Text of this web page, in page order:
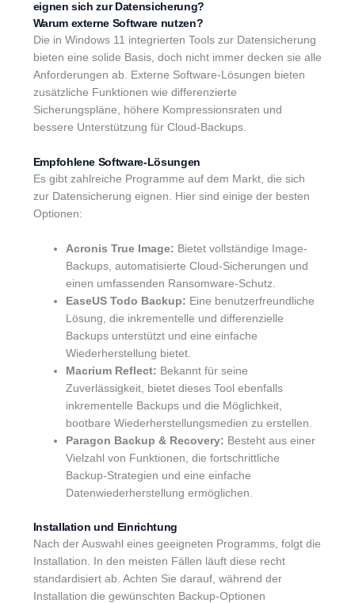
eignen sich zur Datensicherung?
Warum externe Software nutzen?
Die in Windows 11 integrierten Tools zur Datensicherung
bieten eine solide Basis, doch nicht immer decken sie alle
Anforderungen ab. Externe Software-Lösungen bieten
zusätzliche Funktionen wie differenzierte
Sicherungspläne, höhere Kompressionsraten und
bessere Unterstützung für Cloud-Backups.
Empfohlene Software-Lösungen
Es gibt zahlreiche Programme auf dem Markt, die sich
zur Datensicherung eignen. Hier sind einige der besten
Optionen:
Acronis True Image: Bietet vollständige Image-
Backups, automatisierte Cloud-Sicherungen und
einen umfassenden Ransomware-Schutz.
EaseUS Todo Backup: Eine benutzerfreundliche
Lösung, die inkrementelle und differenzielle
Backups unterstützt und eine einfache
Wiederherstellung bietet.
Macrium Reflect: Bekannt für seine
Zuverlässigkeit, bietet dieses Tool ebenfalls
inkrementelle Backups und die Möglichkeit,
bootbare Wiederherstellungsmedien zu erstellen.
Paragon Backup & Recovery: Besteht aus einer
Vielzahl von Funktionen, die fortschrittliche
Backup-Strategien und eine einfache
Datenwiederherstellung ermöglichen.
Installation und Einrichtung
Nach der Auswahl eines geeigneten Programms, folgt die
Installation. In den meisten Fällen läuft diese recht
standardisiert ab. Achten Sie darauf, während der
Installation die gewünschten Backup-Optionen